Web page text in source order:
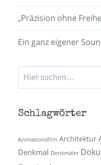
„Präzision ohne
Ein ganz eigener
Suchen
nach:
Schlagwörter
Animationsfilm Architektur
Denkmal Denkmäler